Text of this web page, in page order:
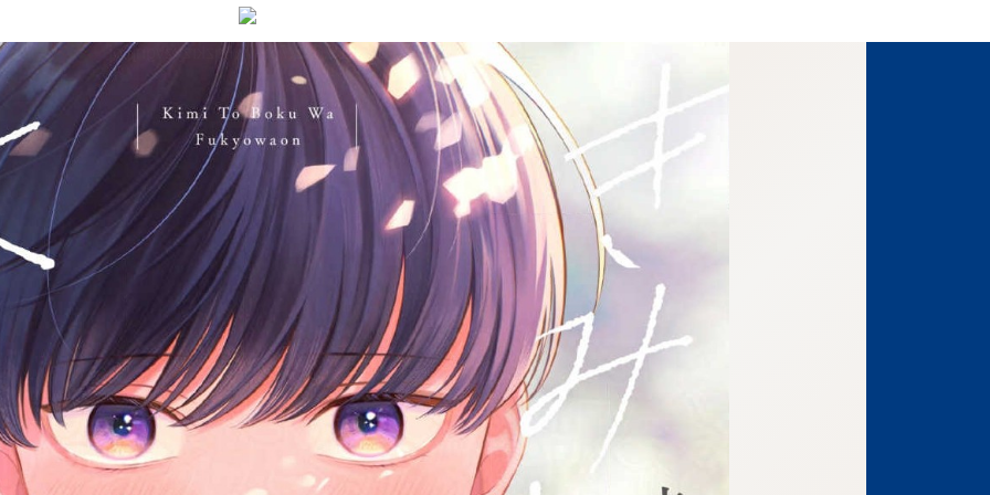
:692.15.692.76:j-vwl.qzkrzyzvgnjf.oi